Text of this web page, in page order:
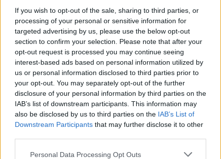
If you wish to opt-out of the sale, sharing to third parties, or
processing of your personal or sensitive information for
targeted advertising by us, please use the below opt-out
section to confirm your selection. Please note that after your
opt-out request is processed you may continue seeing
interest-based ads based on personal information utilized by
us or personal information disclosed to third parties prior to
your opt-out. You may separately opt-out of the further
disclosure of your personal information by third parties on the
IAB’s list of downstream participants. This information may
also be disclosed by us to third parties on the IAB’s List of
Downstream Participants that may further disclose it to other
Personal Data Processing Opt Outs
beïnvloedt.
De DCC kan zijn instellingen automatisch wijzigen.
Het systeem kan snel schokken evalueren die
worden veroorzaakt door stuiterende wielen
wanneer er onvoldoende vering is en automatisch
het dempingseffect aanpassen zodat de wielen niet
stuiteren.
Dynamic Chassis Control is ook in staat om de
eigenschappen van de schokdempers aan te
passen, zelfs bij hard remmen of bij het rijden over